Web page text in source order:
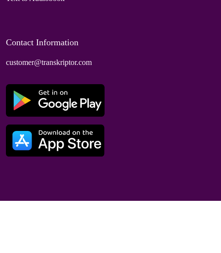
Contact Information
customer@transkriptor.com